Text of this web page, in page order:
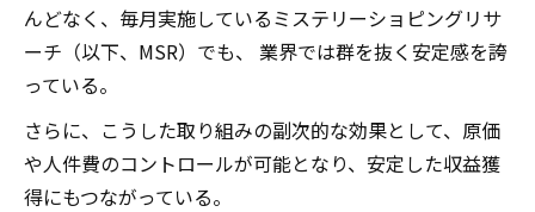
んどなく、毎月実施しているミステリーショピングリサ
ーチ（以下、MSR）でも、 業界では群を抜く安定感を誇
っている。
さらに、こうした取り組みの副次的な効果として、原価
や人件費のコントロールが可能となり、安定した収益獲
得にもつながっている。